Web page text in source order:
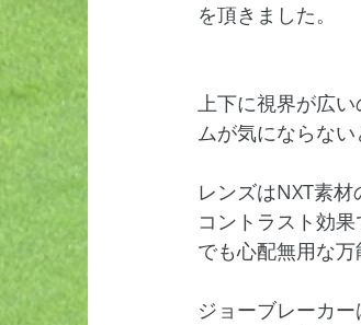
を頂きました。
上下に視界が広
ムが気にならない
レンズはNXT素材
コントラスト効
でも心配無用な万
ジョーブレーカ